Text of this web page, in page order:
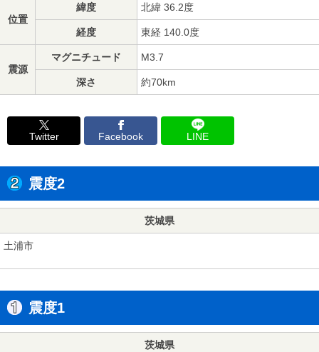
位置
緯度 北緯 36.2度
経度 東経 140.0度
震源
マグニチュード M3.7
深さ 約70km
Twitter Facebook LINE
震度2
茨城県
土浦市
震度1
茨城県